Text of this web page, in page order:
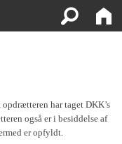
har taget DKK’s
også er i besiddelse af
er opfyldt.